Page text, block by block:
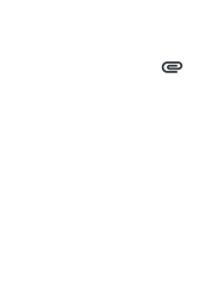
attachment